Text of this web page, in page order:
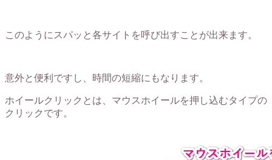
このようにスパッと各サイトを呼び出すことが出来ます。
意外と便利ですし、時間の短縮にもなります。
ホイールクリックとは、マウスホイールを押し込むタイプの
クリックです。